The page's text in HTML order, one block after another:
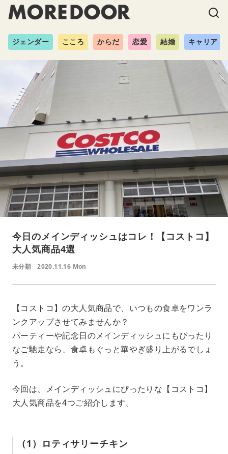
ジェンダー こころ からだ 恋愛 結婚 キャリア
今日のメインディッシュはコレ！【コストコ】
大人気商品4選
未分類 2020.11.16 Mon
【コストコ】の大人気商品で、いつもの食卓をワンラ
ンクアップさせてみませんか？
パーティーや記念日のメインディッシュにもぴったり
なご馳走なら、食卓もぐっと華やぎ盛り上がるでしょ
う。
今回は、メインディッシュにぴったりな【コストコ】
大人気商品を4つご紹介します。
（1）ロティサリーチキン